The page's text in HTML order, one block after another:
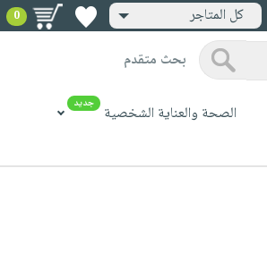
كل المتاجر 0
بحث متقدم
الصحة والعناية الشخصية جديد